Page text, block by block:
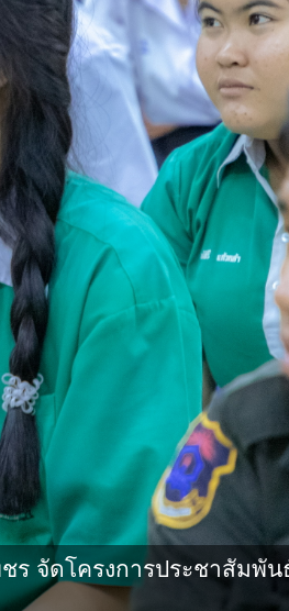
จัดโครงการประชาสัมพั